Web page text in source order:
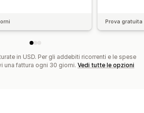
Prova
in USD. Per gli addebiti ricorrenti e le spese
una fattura ogni 30 giorni. Vedi tutte le opzioni